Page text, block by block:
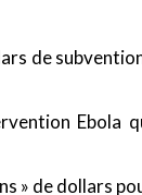
de
» de dollars